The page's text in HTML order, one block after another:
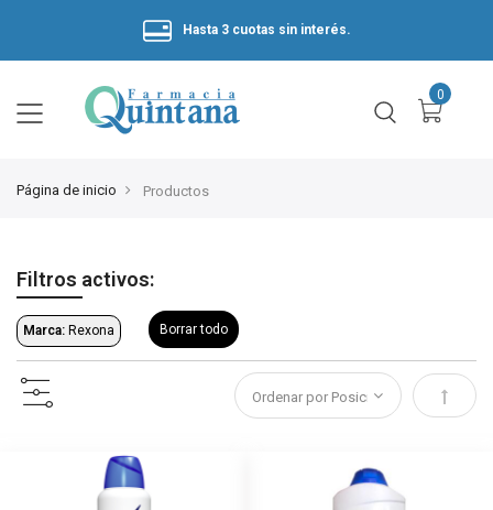
Hasta 3 cuotas sin interés.
Página de inicio Productos
Filtros activos:
Marca: Rexona Borrar todo